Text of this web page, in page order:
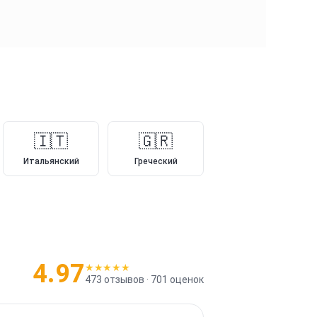
🇮🇹
Итальянский
🇬🇷
Греческий
4.97★★★★★
473 отзывов · 701 оценок